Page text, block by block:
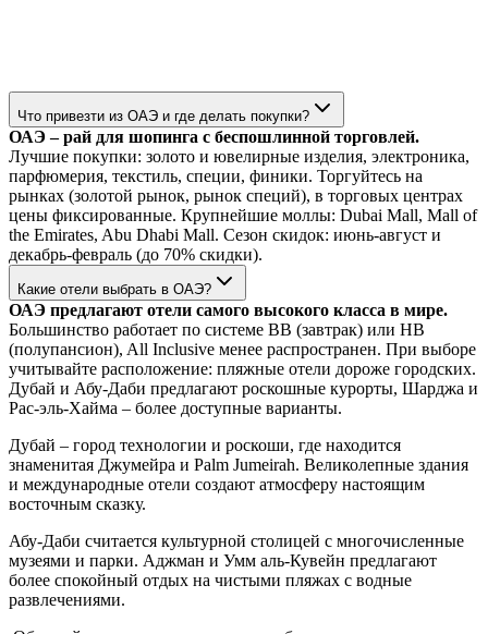
Что привезти из ОАЭ и где делать покупки?
ОАЭ – рай для шопинга с беспошлинной торговлей.
Лучшие покупки: золото и ювелирные изделия, электроника,
парфюмерия, текстиль, специи, финики. Торгуйтесь на
рынках (золотой рынок, рынок специй), в торговых центрах
цены фиксированные. Крупнейшие моллы: Dubai Mall, Mall of
the Emirates, Abu Dhabi Mall. Сезон скидок: июнь-август и
декабрь-февраль (до 70% скидки).
Какие отели выбрать в ОАЭ?
ОАЭ предлагают отели самого высокого класса в мире.
Большинство работает по системе BB (завтрак) или HB
(полупансион), All Inclusive менее распространен. При выборе
учитывайте расположение: пляжные отели дороже городских.
Дубай и Абу-Даби предлагают роскошные курорты, Шарджа и
Рас-эль-Хайма – более доступные варианты.
Дубай – город технологии и роскоши, где находится
знаменитая Джумейра и Palm Jumeirah. Великолепные здания
и международные отели создают атмосферу настоящим
восточным сказку.
Абу-Даби считается культурной столицей с многочисленные
музеями и парки. Аджман и Умм аль-Кувейн предлагают
более спокойный отдых на чистыми пляжах с водные
развлечениями.